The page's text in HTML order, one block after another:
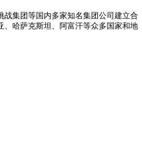
集团等国内多家知名集团公司建立合
哈萨克斯坦、阿富汗等众多国家和地